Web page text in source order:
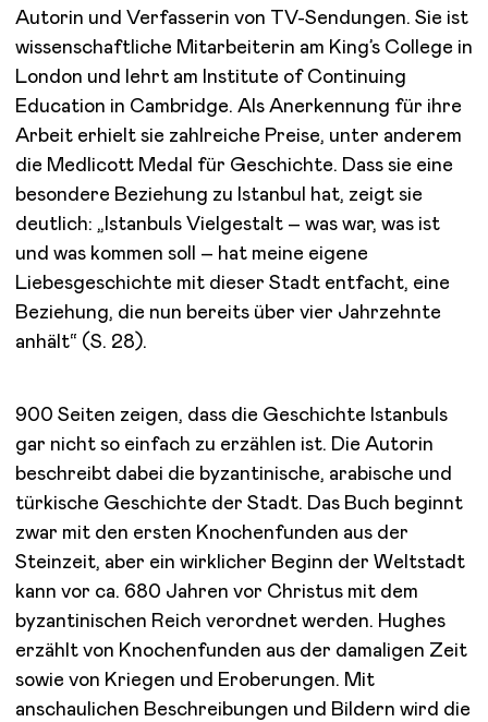
Autorin und Verfasserin von TV-Sendungen. Sie ist
wissenschaftliche Mitarbeiterin am King’s College in
London und lehrt am Institute of Continuing
Education in Cambridge. Als Anerkennung für ihre
Arbeit erhielt sie zahlreiche Preise, unter anderem
die Medlicott Medal für Geschichte. Dass sie eine
besondere Beziehung zu Istanbul hat, zeigt sie
deutlich: „Istanbuls Vielgestalt – was war, was ist
und was kommen soll – hat meine eigene
Liebesgeschichte mit dieser Stadt entfacht, eine
Beziehung, die nun bereits über vier Jahrzehnte
anhält“ (S. 28).
900 Seiten zeigen, dass die Geschichte Istanbuls
gar nicht so einfach zu erzählen ist. Die Autorin
beschreibt dabei die byzantinische, arabische und
türkische Geschichte der Stadt. Das Buch beginnt
zwar mit den ersten Knochenfunden aus der
Steinzeit, aber ein wirklicher Beginn der Weltstadt
kann vor ca. 680 Jahren vor Christus mit dem
byzantinischen Reich verordnet werden. Hughes
erzählt von Knochenfunden aus der damaligen Zeit
sowie von Kriegen und Eroberungen. Mit
anschaulichen Beschreibungen und Bildern wird die